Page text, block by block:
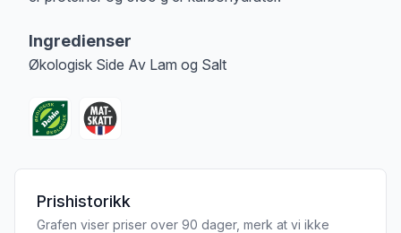
Ingredienser
Økologisk Side Av Lam og Salt
Prishistorikk
Grafen viser priser over 90 dager, merk at vi ikke